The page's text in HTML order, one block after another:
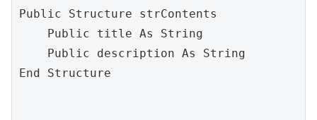
Public Structure strContents
    Public title As String
    Public description As String
End Structure